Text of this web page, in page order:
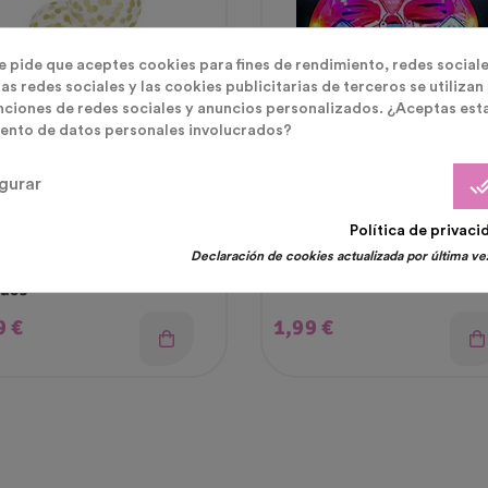
Transparentes Lunares
€
Disfraces Luminosos LED
Gafas Luminosas Led
Precio
1,99 €
pide que aceptes cookies para fines de rendimiento, redes
redes sociales y las cookies publicitarias de terceros se utilizan
de redes sociales y anuncios personalizados. ¿Aceptas
de datos personales involucrados?
Política de
Declaración de cookies actualizada por última